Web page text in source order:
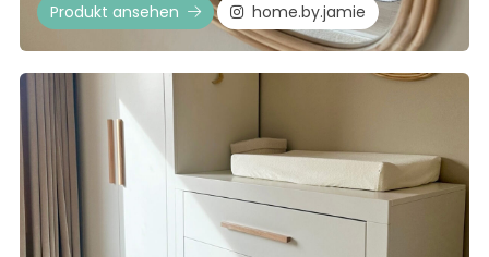
Produkt ansehen home.by.jamie